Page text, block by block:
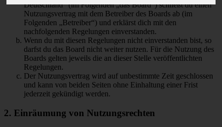
Deutschland“ (im Folgenden „das Board“) schließt du einen
Nutzungsvertrag mit dem Betreiber des Boards ab (im
Folgenden „Betreiber“) und erklärst dich mit den
nachfolgenden Regelungen einverstanden.
Wenn du mit diesen Regelungen nicht einverstanden bist, so
darfst du das Board nicht weiter nutzen. Für die Nutzung des
Boards gelten jeweils die an dieser Stelle veröffentlichten
Regelungen.
Der Nutzungsvertrag wird auf unbestimmte Zeit geschlossen
und kann von beiden Seiten ohne Einhaltung einer Frist
jederzeit gekündigt werden.
2. Einräumung von Nutzungsrechten